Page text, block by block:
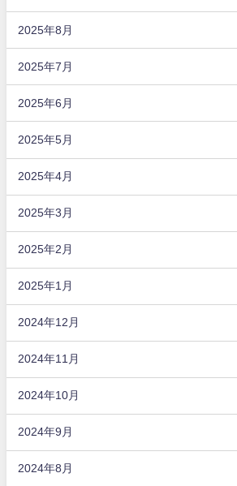
2025年8月
2025年7月
2025年6月
2025年5月
2025年4月
2025年3月
2025年2月
2025年1月
2024年12月
2024年11月
2024年10月
2024年9月
2024年8月